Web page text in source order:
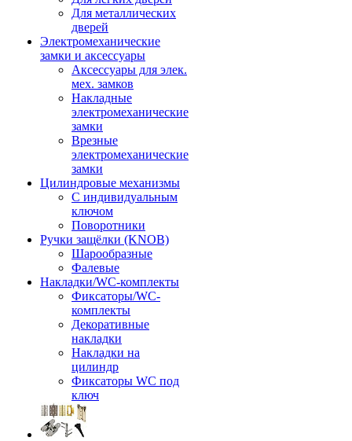
Для металлических
дверей
Электромеханические
замки и аксессуары
Аксессуары для элек.
мех. замков
Накладные
электромеханические
замки
Врезные
электромеханические
замки
Цилиндровые механизмы
С индивидуальным
ключом
Поворотники
Ручки защёлки (KNOB)
Шарообразные
Фалевые
Накладки/WC-комплекты
Фиксаторы/WC-
комплекты
Декоративные
накладки
Накладки на
цилиндр
Фиксаторы WC под
ключ